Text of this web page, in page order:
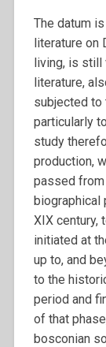
The datum
literature on
living, is still
literature,
subjected to
particularly
study
production,
passed
biographical
XIX century,
initiated at
up to, and
to the
period and
of that
bosconian